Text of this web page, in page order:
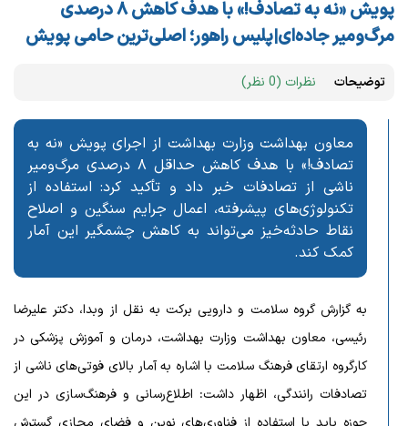
پویش «نه به تصادف!» با هدف کاهش ۸ درصدی
مرگ‌ومیر جاده‌ای|پلیس راهور؛ اصلی‌ترین حامی پویش
توضیحات نظرات (0 نظر)
معاون بهداشت وزارت بهداشت از اجرای پویش «نه به
تصادف!» با هدف کاهش حداقل ۸ درصدی مرگ‌ومیر
ناشی از تصادفات خبر داد و تأکید کرد: استفاده از
تکنولوژی‌های پیشرفته، اعمال جرایم سنگین و اصلاح
نقاط حادثه‌خیز می‌تواند به کاهش چشمگیر این آمار
کمک کند.
به گزارش گروه سلامت و دارویی برکت به نقل از وبدا، دکتر علیرضا
رئیسی، معاون بهداشت وزارت بهداشت، درمان و آموزش پزشکی در
کارگروه ارتقای فرهنگ سلامت با اشاره به آمار بالای فوتی‌های ناشی از
تصادفات رانندگی، اظهار داشت: اطلاع‌رسانی و فرهنگ‌سازی در این